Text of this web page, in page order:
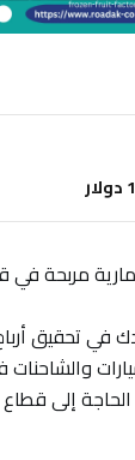
مربحة في
تحقيق أرباح
والشاحنات
إلى قطاع